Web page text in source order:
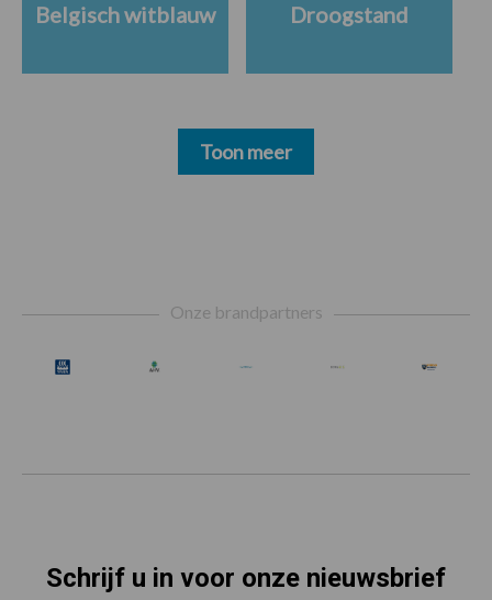
Belgisch witblauw Droogstand
Toon meer
Onze brandpartners
Schrijf u in voor onze nieuwsbrief